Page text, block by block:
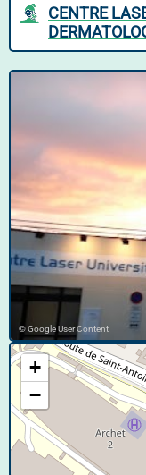
CENTRE
© Google User Content
+
−